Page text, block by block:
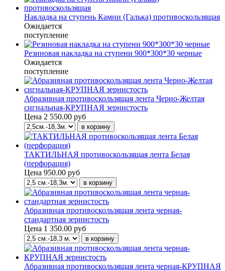
Накладка на ступень Камни (Галька) противоскользящая
Ожидается
поступление
Резиновая накладка на ступени 900*300*30 черные
Ожидается
поступление
Абразивная противоскользящая лента Черно-Желтая
сигнальная-КРУПНАЯ зернистость
Цена 2 550.00 руб
ТАКТИЛЬНАЯ противоскользящая лента Белая
(перфорация)
Цена 950.00 руб
Абразивная противоскользящая лента черная-
стандартная зернистость
Цена 1 350.00 руб
Абразивная противоскользящая лента черная-КРУПНАЯ